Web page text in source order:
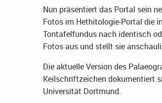
Nun präsentiert das Portal sein
Fotos im Hethitologie-Portal die
Tontafelfundus nach identisch
Fotos aus und stellt sie
Die aktuelle Version des
Keilschriftzeichen dokumentiert
Universität Dortmund.